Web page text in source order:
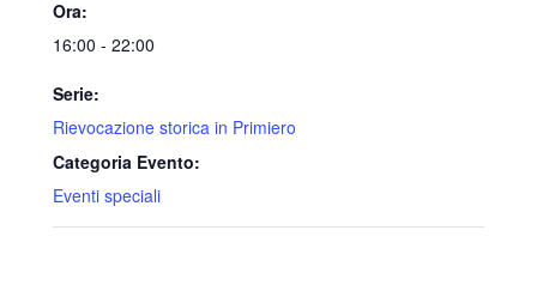
Ora:
16:00 - 22:00
Serie:
Rievocazione storica in Primiero
Categoria Evento:
Eventi speciali